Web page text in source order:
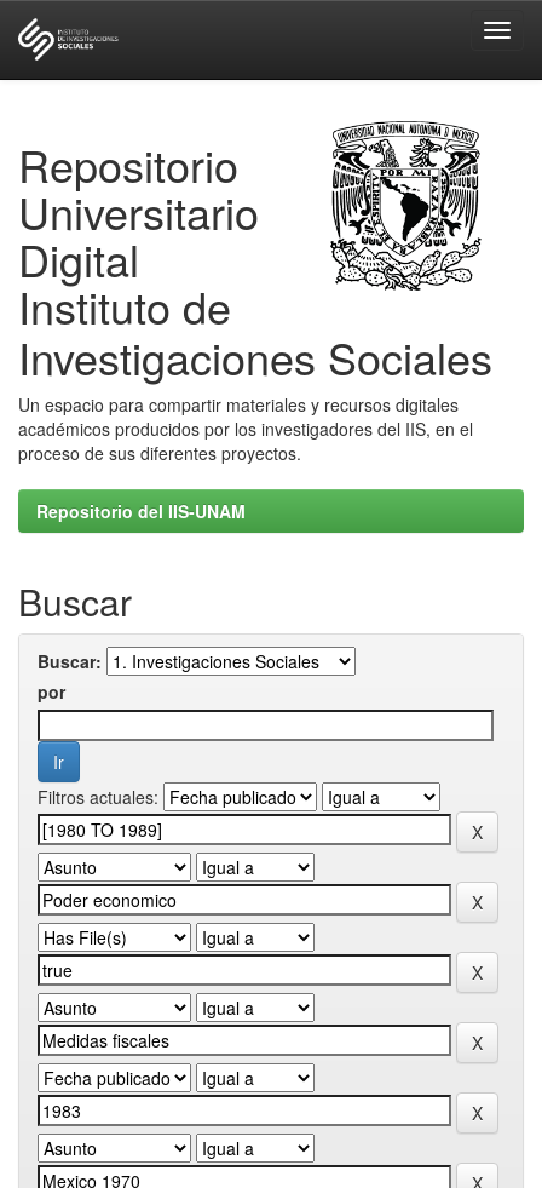
Repositorio
Universitario
Digital
Instituto de
Investigaciones Sociales
Un espacio para compartir materiales y recursos digitales
académicos producidos por los investigadores del IIS, en el
proceso de sus diferentes proyectos.
Repositorio del IIS-UNAM
Buscar
Buscar:
por
Filtros actuales: